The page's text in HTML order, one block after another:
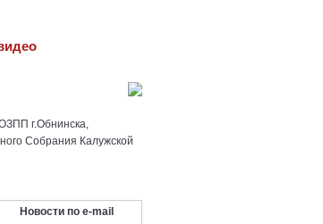
г.Обнинска,
Собрания Калужской
Новости по e-mail